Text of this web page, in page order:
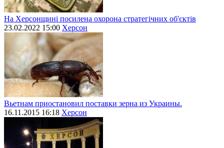
На Херсонщині посилена охорона стратегічних об'єктів
23.02.2022 15:00 Херсон
Вьетнам приостановил поставки зерна из Украины.
16.11.2015 16:18 Херсон